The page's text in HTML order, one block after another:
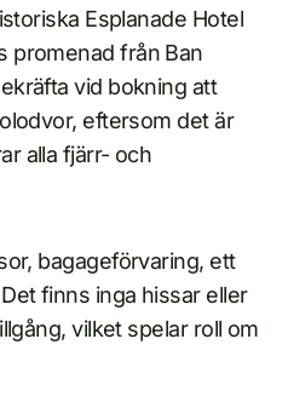
Esplanade Hotel
promenad från Ban
vid bokning att
eftersom det är
alla fjärr- och
bagageförvaring, ett
finns inga hissar eller
vilket spelar roll om